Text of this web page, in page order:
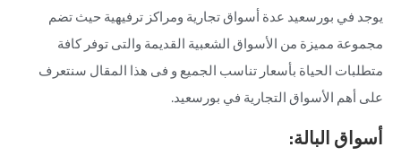
يوجد في بورسعيد عدة أسواق تجارية ومراكز ترفيهية حيث تضم
مجموعة مميزة من الأسواق الشعبية القديمة والتى توفر كافة
متطلبات الحياة بأسعار تناسب الجميع و فى هذا المقال سنتعرف
على أهم الأسواق التجارية في بورسعيد.
أسواق البالة: